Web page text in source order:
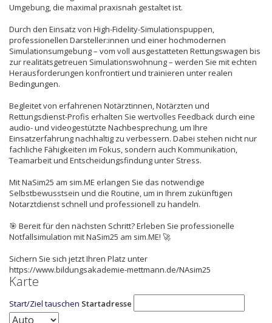
Umgebung, die maximal praxisnah gestaltet ist.
Durch den Einsatz von High-Fidelity-Simulationspuppen,
professionellen Darsteller:innen und einer hochmodernen
Simulationsumgebung – vom voll ausgestatteten Rettungswagen bis
zur realitätsgetreuen Simulationswohnung – werden Sie mit echten
Herausforderungen konfrontiert und trainieren unter realen
Bedingungen.
Begleitet von erfahrenen Notärztinnen, Notärzten und
Rettungsdienst-Profis erhalten Sie wertvolles Feedback durch eine
audio- und videogestützte Nachbesprechung, um Ihre
Einsatzerfahrung nachhaltig zu verbessern. Dabei stehen nicht nur
fachliche Fähigkeiten im Fokus, sondern auch Kommunikation,
Teamarbeit und Entscheidungsfindung unter Stress.
Mit NaSim25 am sim.ME erlangen Sie das notwendige
Selbstbewusstsein und die Routine, um in Ihrem zukünftigen
Notarztdienst schnell und professionell zu handeln.
🎯 Bereit für den nächsten Schritt? Erleben Sie professionelle
Notfallsimulation mit NaSim25 am sim.ME! 🚀
Sichern Sie sich jetzt Ihren Platz unter
https://www.bildungsakademie-mettmann.de/NAsim25
Karte
Start/Ziel tauschen Startadresse